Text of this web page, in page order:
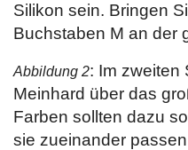
Silikon sein. Bringen
Buchstaben M an der
Abbildung 2: Im zweiten
Meinhard über das
Farben sollten dazu
sie zueinander